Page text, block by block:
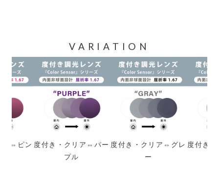
VARIATION
ア⇔ピン 度付き・クリア⇔パー
プル
度付き・クリア⇔グレ
ー
度付き